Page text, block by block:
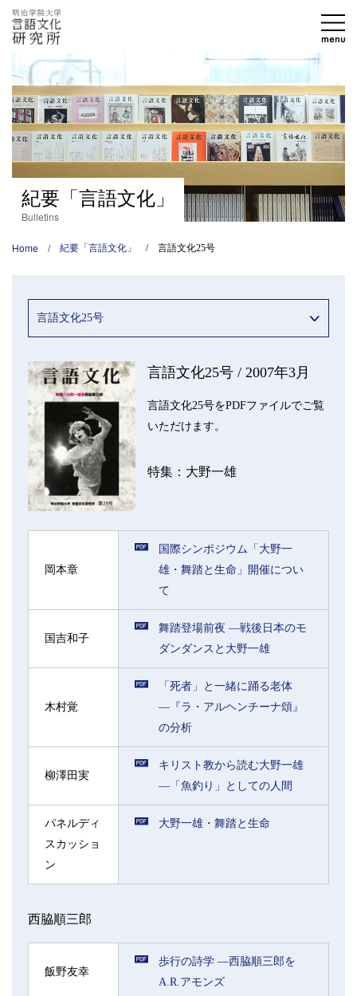
紀要「言語文化」
Bulletins
Home 紀要「言語文化」 言語文化25号
言語文化25号
言語文化25号 / 2007年3月
言語文化25号をPDFファイルでご覧
いただけます。
特集：大野一雄
岡本章
国際シンポジウム「大野一
雄・舞踏と生命」開催につい
て
国吉和子
舞踏登場前夜 ―戦後日本のモ
ダンダンスと大野一雄
木村覚
「死者」と一緒に踊る老体
―『ラ・アルヘンチーナ頌』
の分析
柳澤田実
キリスト教から読む大野一雄
―「魚釣り」としての人間
パネルディ
スカッショ
ン
大野一雄・舞踏と生命
西脇順三郎
飯野友幸
歩行の詩学 ―西脇順三郎を
A.R.アモンズ